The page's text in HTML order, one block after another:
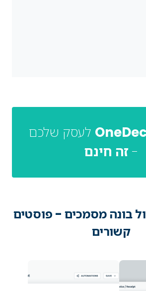
לעסק שלכם
-זה חינם
בונה מסמכים - פוסטים
קשורים